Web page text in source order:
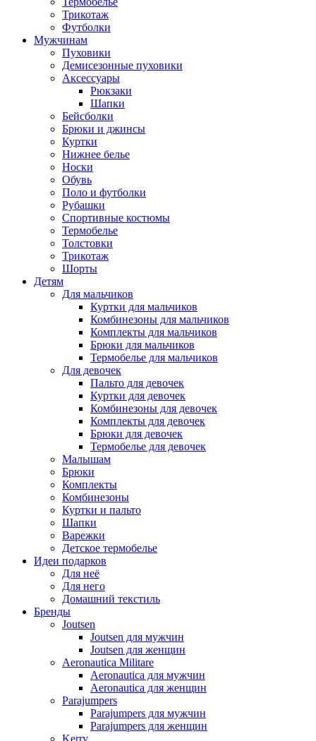
Трикотаж
Футболки
Мужчинам
Пуховики
Демисезонные пуховики
Аксессуары
Рюкзаки
Шапки
Бейсболки
Брюки и джинсы
Куртки
Нижнее белье
Носки
Обувь
Поло и футболки
Рубашки
Спортивные костюмы
Термобелье
Толстовки
Трикотаж
Шорты
Детям
Для мальчиков
Куртки для мальчиков
Комбинезоны для мальчиков
Комплекты для мальчиков
Брюки для мальчиков
Термобелье для мальчиков
Для девочек
Пальто для девочек
Куртки для девочек
Комбинезоны для девочек
Комплекты для девочек
Брюки для девочек
Термобелье для девочек
Малышам
Брюки
Комплекты
Комбинезоны
Куртки и пальто
Шапки
Варежки
Детское термобелье
Идеи подарков
Для неё
Для него
Домашний текстиль
Бренды
Joutsen
Joutsen для мужчин
Joutsen для женщин
Aeronautica Militare
Aeronautica для мужчин
Aeronautica для женщин
Parajumpers
Parajumpers для мужчин
Parajumpers для женщин
Kerry